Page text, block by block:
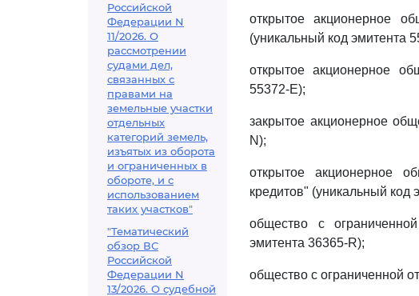
Российской
Федерации N
11/2026. О
рассмотрении
судами дел,
связанных с
правами на
земельные участки
отдельных
категорий земель,
изъятых из оборота
и ограниченных в
обороте, и с
использованием
таких участков"
"Тематический
обзор ВС
Российской
Федерации N
13/2026. О судебной
открытое акционерное
(уникальный код эмитента
открытое акционерное
55372-E);
закрытое акционерное
N);
открытое акционерное
кредитов" (уникальный код
общество с
эмитента 36365-R);
общество с ограниченной